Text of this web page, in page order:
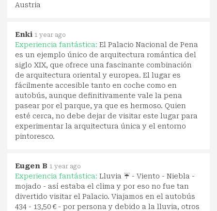
Austria
Enki 1 year ago
Experiencia fantástica: El Palacio Nacional de Pena
es un ejemplo único de arquitectura romántica del
siglo XIX, que ofrece una fascinante combinación
de arquitectura oriental y europea. El lugar es
fácilmente accesible tanto en coche como en
autobús, aunque definitivamente vale la pena
pasear por el parque, ya que es hermoso. Quien
esté cerca, no debe dejar de visitar este lugar para
experimentar la arquitectura única y el entorno
pintoresco.
Eugen B 1 year ago
Experiencia fantástica: Lluvia ☔️ - Viento - Niebla -
mojado - así estaba el clima y por eso no fue tan
divertido visitar el Palacio. Viajamos en el autobús
434 - 13,50 € - por persona y debido a la lluvia, otros